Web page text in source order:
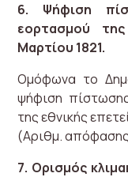
6. Ψήφιση
εορτασμού
Μαρτίου 1821.
Ομόφωνα το
ψήφιση
της εθνικής
(Αριθμ.
7. Ορισμός